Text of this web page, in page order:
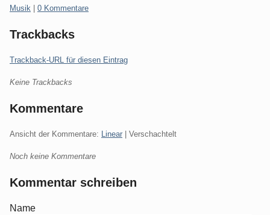
Kategorien:
Musik 0 Kommentare
Trackbacks
Trackback-URL für diesen Eintrag
Keine Trackbacks
Kommentare
Ansicht der Kommentare: Linear | Verschachtelt
Noch keine Kommentare
Kommentar schreiben
Name